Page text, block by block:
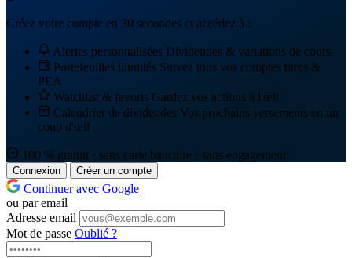
Créez votre compte en 30 secondes et accédez à :
Alertes personnalisées Dividendes & variations de cours
Portefeuilles illimités Suivez tous vos comptes titres &
PEA
Watchlist & favoris Gardez vos actions à l'œil
Calendrier de dividendes Vos prochains versements en un
coup d'œil
100 % gratuit · sans carte bancaire · sans engagement
Connexion Créer un compte
Continuer avec Google
ou par email
Adresse email
Mot de passe Oublié ?